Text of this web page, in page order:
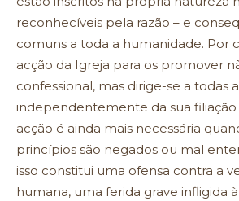
reconhecíveis pela razão – e
comuns a toda a humanidade. Por
acção da Igreja para os promover
confessional, mas dirige-se a todas
independentemente da sua filiação
acção é ainda mais necessária
princípios são negados ou mal
isso constitui uma ofensa contra a
humana, uma ferida grave infligida